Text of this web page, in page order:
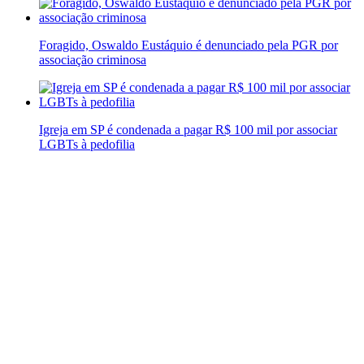
Foragido, Oswaldo Eustáquio é denunciado pela PGR por
associação criminosa
Igreja em SP é condenada a pagar R$ 100 mil por associar
LGBTs à pedofilia